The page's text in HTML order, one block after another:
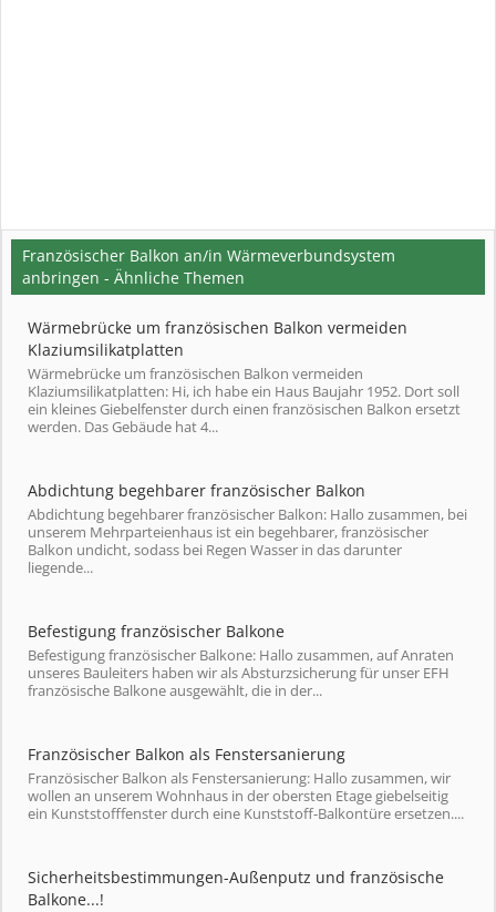
Französischer Balkon an/in Wärmeverbundsystem
anbringen - Ähnliche Themen
Wärmebrücke um französischen Balkon vermeiden
Klaziumsilikatplatten
Wärmebrücke um französischen Balkon vermeiden
Klaziumsilikatplatten: Hi, ich habe ein Haus Baujahr 1952. Dort soll
ein kleines Giebelfenster durch einen französischen Balkon ersetzt
werden. Das Gebäude hat 4...
Abdichtung begehbarer französischer Balkon
Abdichtung begehbarer französischer Balkon: Hallo zusammen, bei
unserem Mehrparteienhaus ist ein begehbarer, französischer
Balkon undicht, sodass bei Regen Wasser in das darunter
liegende...
Befestigung französischer Balkone
Befestigung französischer Balkone: Hallo zusammen, auf Anraten
unseres Bauleiters haben wir als Absturzsicherung für unser EFH
französische Balkone ausgewählt, die in der...
Französischer Balkon als Fenstersanierung
Französischer Balkon als Fenstersanierung: Hallo zusammen, wir
wollen an unserem Wohnhaus in der obersten Etage giebelseitig
ein Kunststofffenster durch eine Kunststoff-Balkontüre ersetzen....
Sicherheitsbestimmungen-Außenputz und französische
Balkone...!